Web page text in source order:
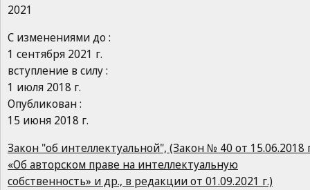
2021
С изменениями до :
1 сентября 2021 г.
вступление в силу :
1 июля 2018 г.
Опубликован :
15 июня 2018 г.
Закон "об интеллектуальной", (Закон № 40 от 15.06.2018
«Об авторском праве на интеллектуальную
собственность» и др., в редакции от 01.09.2021 г.)